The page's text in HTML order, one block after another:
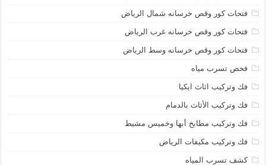
فتحات كور وقص خرسانه شمال الرياض
فتحات كور وقص خرسانه غرب الرياض
فتحات كور وقص خرسانه وسط الرياض
فحص تسرب مياه
فك وتركيب اثاث ايكيا
فك وتركيب الأثاث بالدمام
فك وتركيب مطابخ أبها وخميس مشيط
فك وتركيب مكيفات الرياض
كشف تسرب المياه